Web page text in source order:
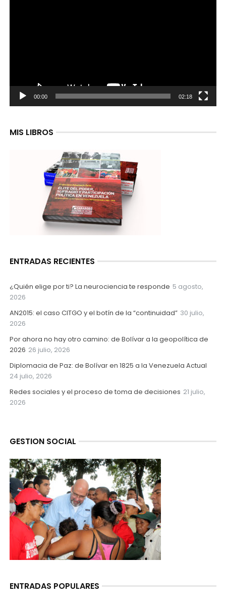
00:00 02:18
MIS LIBROS
ENTRADAS RECIENTES
¿Quién elige por ti? La neurociencia te responde 5 agosto,
2026
AN2015: el caso CITGO y el botín de la “continuidad” 30 julio,
2026
Por ahora no hay otro camino: de Bolívar a la geopolítica de
2026 26 julio, 2026
Diplomacia de Paz: de Bolívar en 1825 a la Venezuela Actual
24 julio, 2026
Redes sociales y el proceso de toma de decisiones 21 julio,
2026
GESTION SOCIAL
ENTRADAS POPULARES